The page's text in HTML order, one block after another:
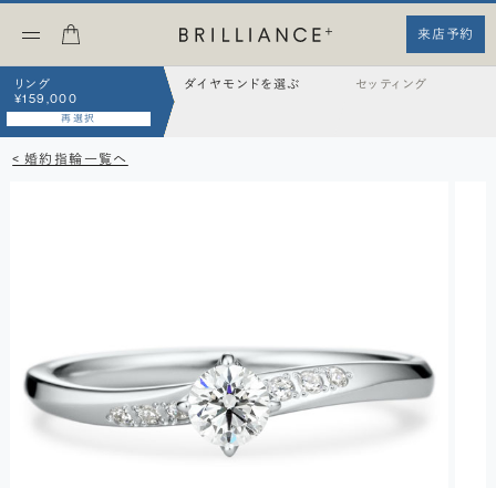
来店予約
リング
¥159,000
再選択
ダイヤモンドを選ぶ セッティング
< 婚約指輪一覧へ